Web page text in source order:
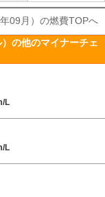
09月）の燃費TOPへ
の他のマイナーチェ
L
L